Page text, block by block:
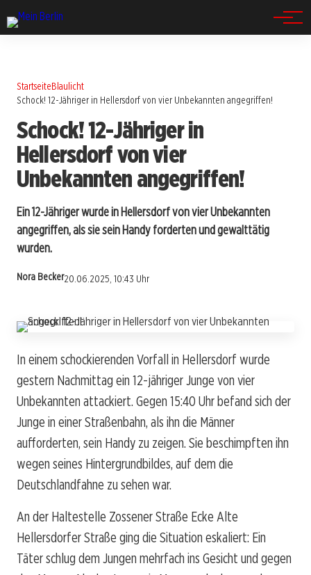
StartseiteBlaulicht
Schock! 12-Jähriger in Hellersdorf von vier Unbekannten angegriffen!
Schock! 12-Jähriger in
Hellersdorf von vier
Unbekannten angegriffen!
Ein 12-Jähriger wurde in Hellersdorf von vier Unbekannten
angegriffen, als sie sein Handy forderten und gewalttätig
wurden.
Nora Becker20.06.2025, 10:43 Uhr
In einem schockierenden Vorfall in Hellersdorf wurde
gestern Nachmittag ein 12-jähriger Junge von vier
Unbekannten attackiert. Gegen 15:40 Uhr befand sich der
Junge in einer Straßenbahn, als ihn die Männer
aufforderten, sein Handy zu zeigen. Sie beschimpften ihn
wegen seines Hintergrundbildes, auf dem die
Deutschlandfahne zu sehen war.
An der Haltestelle Zossener Straße Ecke Alte
Hellersdorfer Straße ging die Situation eskaliert: Ein
Täter schlug dem Jungen mehrfach ins Gesicht und gegen